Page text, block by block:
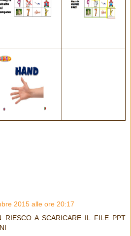
2015 alle ore 20:17
RIESCO A SCARICARE IL FILE PPT